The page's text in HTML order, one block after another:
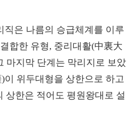
직은 나름의 승급체계를 이루
합한 유형, 중리대활(中裏大
마지막 단계는 막리지로 보았
위두대형을 상한으로 하고
상한은 적어도 평원왕대로 설